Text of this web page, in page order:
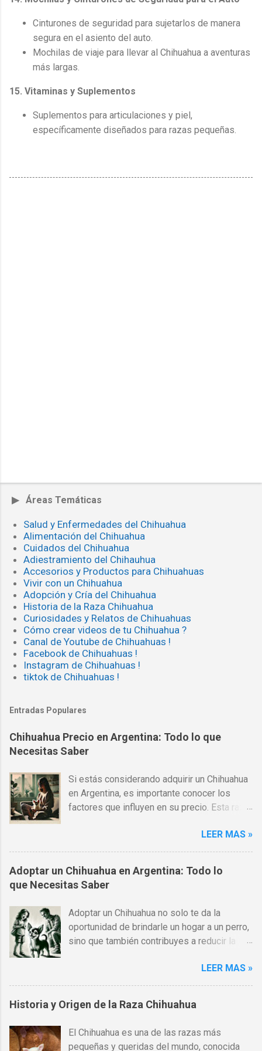
Cinturones de seguridad para sujetarlos de manera
segura en el asiento del auto.
Mochilas de viaje para llevar al Chihuahua a aventuras
más largas.
15. Vitaminas y Suplementos
Suplementos para articulaciones y piel,
específicamente diseñados para razas pequeñas.
▶ Áreas Temáticas
Salud y Enfermedades del Chihuahua
Alimentación del Chihuahua
Cuidados del Chihuahua
Adiestramiento del Chihauhua
Accesorios y Productos para Chihuahuas
Vivir con un Chihuahua
Adopción y Cría del Chihuahua
Historia de la Raza Chihuahua
Curiosidades y Relatos de Chihuahuas
Cómo crear videos de tu Chihuahua ?
Canal de Youtube de Chihuahuas !
Facebook de Chihuahuas !
Instagram de Chihuahuas !
tiktok de Chihuahuas !
Entradas Populares
Chihuahua Precio en Argentina: Todo lo que
Necesitas Saber
Si estás considerando adquirir un Chihuahua
en Argentina, es importante conocer los
factores que influyen en su precio. Esta raza
mundo, gracias a su pequeño tamaño,
carácter afectuoso y gran lealtad hacia sus
dueños. Sin embargo, los costos pueden
variar significativamente dependiendo de
varios factores como la calidad del criador,
largo) y otros aspectos. Si estás
comparando entre comprar o adoptar, te
recomendamos leer nuestro artículo Adoptar
un Chihuahua en Argentina: Todo lo que
Chihuahua Precio de un Chihuahua según el
Costos adicionales al adquirir un Chihuahua
Cómo encontrar un criador confiable en
LEER MAS »
Adoptar un Chihuahua en Argentina: Todo lo
que Necesitas Saber
Adoptar un Chihuahua no solo te da la
oportunidad de brindarle un hogar a un perro,
sino que también contribuyes a reducir la
hay muchas opciones para adoptar un
Chihuahua a través de refugios y
organizaciones dedicadas al bienestar
animal. La adopción es una alternativa
los costos cubren vacunación,
LEER MAS »
Historia y Origen de la Raza Chihuahua
El Chihuahua es una de las razas más
pequeñas y queridas del mundo, conocida